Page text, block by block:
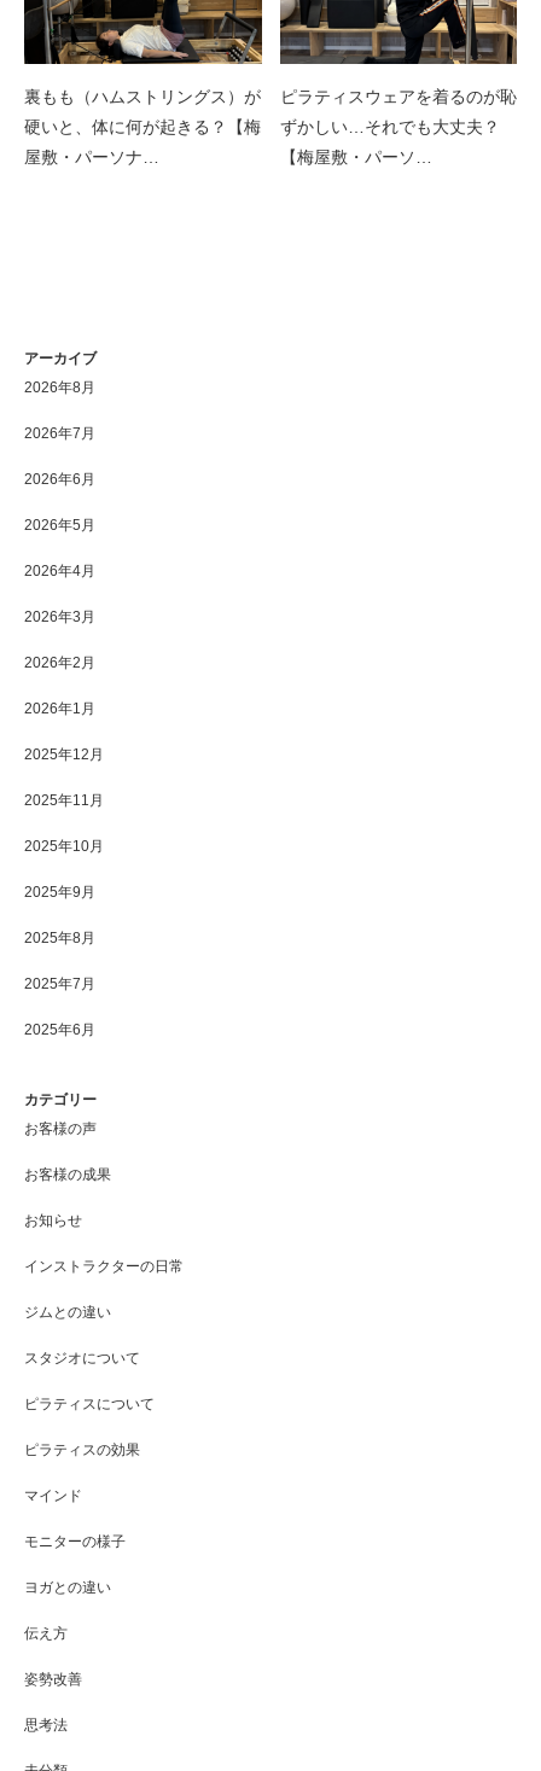
裏もも（ハムストリングス）が
硬いと、体に何が起きる？【梅
屋敷・パーソナ…
ピラティスウェアを着るのが恥
ずかしい…それでも大丈夫？
【梅屋敷・パーソ…
アーカイブ
2026年8月
2026年7月
2026年6月
2026年5月
2026年4月
2026年3月
2026年2月
2026年1月
2025年12月
2025年11月
2025年10月
2025年9月
2025年8月
2025年7月
2025年6月
カテゴリー
お客様の声
お客様の成果
お知らせ
インストラクターの日常
ジムとの違い
スタジオについて
ピラティスについて
ピラティスの効果
マインド
モニターの様子
ヨガとの違い
伝え方
姿勢改善
思考法